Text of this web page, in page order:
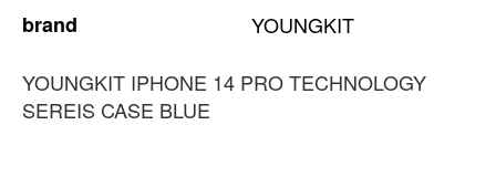
brand
YOUNGKIT
YOUNGKIT IPHONE 14 PRO TECHNOLOGY
SEREIS CASE BLUE